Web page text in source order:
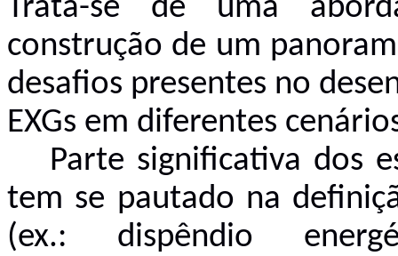
Trata-se de uma
construção de um
desafios presentes no
EXGs em diferentes
Parte significativa dos
tem se pautado na
(ex.: dispêndio